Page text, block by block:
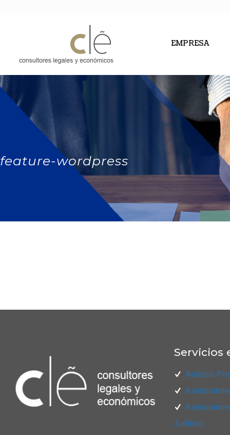
EMPRESA
feature-wordpress
Servicios
Análisis
Jurídico